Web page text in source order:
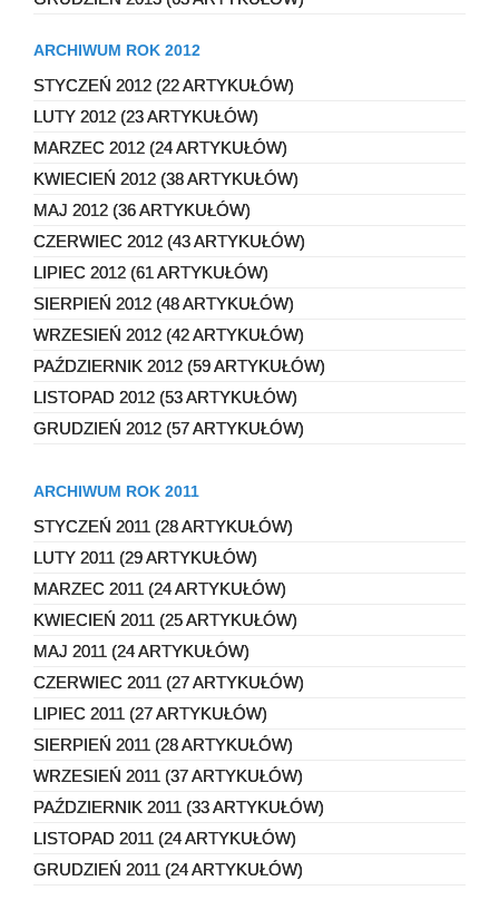
ARCHIWUM ROK 2012
STYCZEŃ 2012 (22 ARTYKUŁÓW)
LUTY 2012 (23 ARTYKUŁÓW)
MARZEC 2012 (24 ARTYKUŁÓW)
KWIECIEŃ 2012 (38 ARTYKUŁÓW)
MAJ 2012 (36 ARTYKUŁÓW)
CZERWIEC 2012 (43 ARTYKUŁÓW)
LIPIEC 2012 (61 ARTYKUŁÓW)
SIERPIEŃ 2012 (48 ARTYKUŁÓW)
WRZESIEŃ 2012 (42 ARTYKUŁÓW)
PAŹDZIERNIK 2012 (59 ARTYKUŁÓW)
LISTOPAD 2012 (53 ARTYKUŁÓW)
GRUDZIEŃ 2012 (57 ARTYKUŁÓW)
ARCHIWUM ROK 2011
STYCZEŃ 2011 (28 ARTYKUŁÓW)
LUTY 2011 (29 ARTYKUŁÓW)
MARZEC 2011 (24 ARTYKUŁÓW)
KWIECIEŃ 2011 (25 ARTYKUŁÓW)
MAJ 2011 (24 ARTYKUŁÓW)
CZERWIEC 2011 (27 ARTYKUŁÓW)
LIPIEC 2011 (27 ARTYKUŁÓW)
SIERPIEŃ 2011 (28 ARTYKUŁÓW)
WRZESIEŃ 2011 (37 ARTYKUŁÓW)
PAŹDZIERNIK 2011 (33 ARTYKUŁÓW)
LISTOPAD 2011 (24 ARTYKUŁÓW)
GRUDZIEŃ 2011 (24 ARTYKUŁÓW)